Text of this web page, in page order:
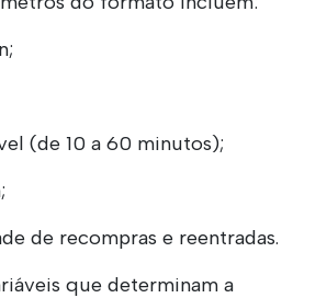
(de 10 a 60 minutos);
de recompras e reentradas.
que determinam a